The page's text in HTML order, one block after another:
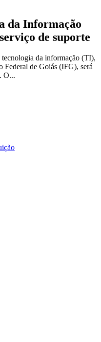
da Informação
de suporte
da informação (TI),
Federal de Goiás (IFG), será
O...